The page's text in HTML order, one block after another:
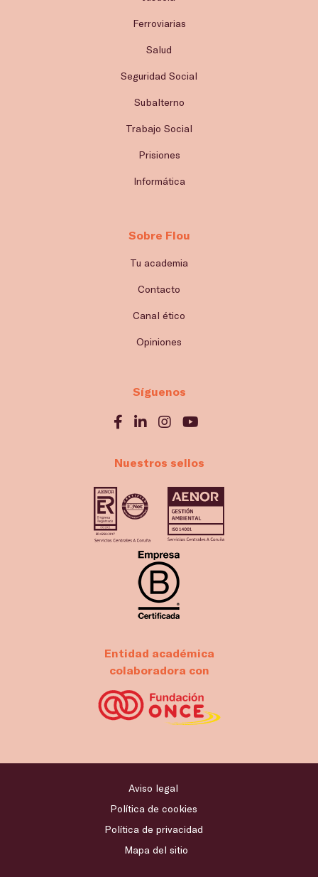
Ferroviarias
Salud
Seguridad Social
Subalterno
Trabajo Social
Prisiones
Informática
Sobre Flou
Tu academia
Contacto
Canal ético
Opiniones
Síguenos
Nuestros sellos
Entidad académica
colaboradora con
Aviso legal
Política de cookies
Política de privacidad
Mapa del sitio